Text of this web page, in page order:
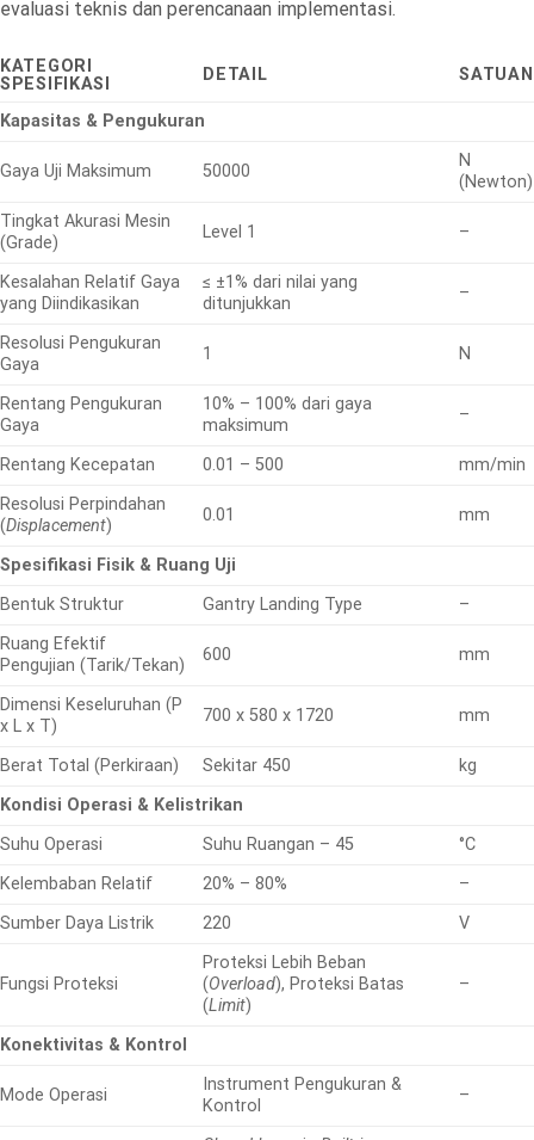
evaluasi teknis dan perencanaan implementasi.
KATEGORI
SPESIFIKASI
DETAIL SATUAN
Kapasitas & Pengukuran
Gaya Uji Maksimum 50000
N
(Newton)
Tingkat Akurasi Mesin
(Grade)
Level 1 –
Kesalahan Relatif Gaya
yang Diindikasikan
≤ ±1% dari nilai yang
ditunjukkan
–
Resolusi Pengukuran
Gaya
1 N
Rentang Pengukuran
Gaya
10% – 100% dari gaya
maksimum
–
Rentang Kecepatan 0.01 – 500
mm/min
Resolusi Perpindahan
(Displacement)
0.01 mm
Spesifikasi Fisik & Ruang Uji
Bentuk Struktur
Gantry Landing Type
–
Ruang Efektif
Pengujian (Tarik/Tekan)
600 mm
Dimensi Keseluruhan (P
x L x T)
700 x 580 x 1720 mm
Berat Total (Perkiraan) Sekitar 450
kg
Kondisi Operasi & Kelistrikan
Suhu Operasi
Suhu Ruangan – 45
°C
Kelembaban Relatif
20% – 80%
–
Sumber Daya Listrik
220 V
Fungsi Proteksi
Proteksi Lebih Beban
(Overload), Proteksi Batas
(Limit)
–
Konektivitas & Kontrol
Mode Operasi
Instrument Pengukuran &
Kontrol
–